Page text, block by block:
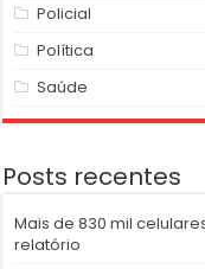
Policial
Política
Saúde
Posts recentes
Mais de 830 mil
relatório